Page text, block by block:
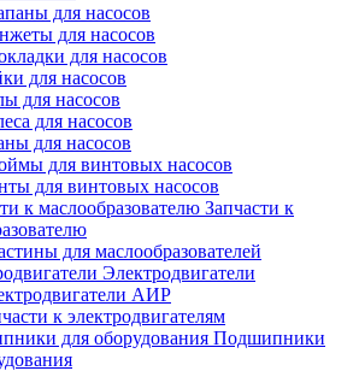
для насосов
для насосов
для насосов
для насосов
для насосов
для насосов
для насосов
для винтовых насосов
для винтовых насосов
Запчасти к
для маслообразователей
Электродвигатели
АИР
к электродвигателям
Подшипники